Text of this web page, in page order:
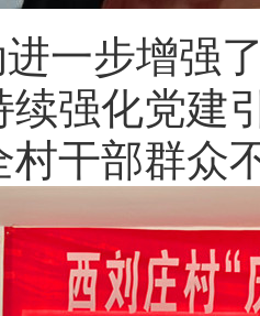
一步增强
续强化党建
村干部群众